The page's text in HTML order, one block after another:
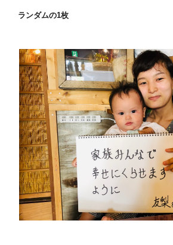
ランダムの1枚